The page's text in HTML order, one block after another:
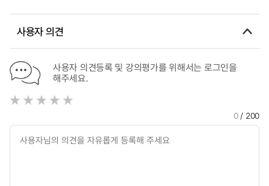
the mediating effect of human rights sensibility
사용자 의견
사용자 의견등록 및 강의평가를 위해서는 로그인을
해주세요.
0/ 200